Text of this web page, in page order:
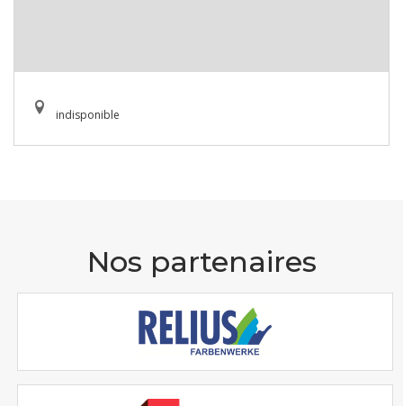
indisponible
Nos partenaires